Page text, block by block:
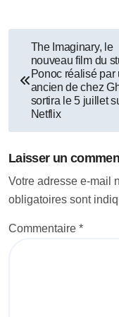
Navigation
de
l’article
The Imaginary, le
nouveau film du
Ponoc réalisé par
ancien de chez
sortira le 5 juillet
Netflix
Laisser un
Votre adresse e-mail
obligatoires sont
Commentaire *